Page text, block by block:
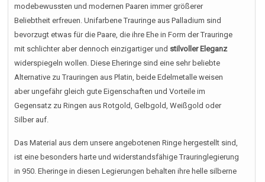
modebewussten und modernen Paaren immer größerer
Beliebtheit erfreuen. Unifarbene Trauringe aus Palladium sind
bevorzugt etwas für die Paare, die ihre Ehe in Form der Trauringe
mit schlichter aber dennoch einzigartiger und stilvoller Eleganz
widerspiegeln wollen. Diese Eheringe sind eine sehr beliebte
Alternative zu Trauringen aus Platin, beide Edelmetalle weisen
aber ungefähr gleich gute Eigenschaften und Vorteile im
Gegensatz zu Ringen aus Rotgold, Gelbgold, Weißgold oder
Silber auf.
Das Material aus dem unsere angebotenen Ringe hergestellt sind,
ist eine besonders harte und widerstandsfähige Trauringlegierung
in 950. Eheringe in diesen Legierungen behalten ihre helle silberne